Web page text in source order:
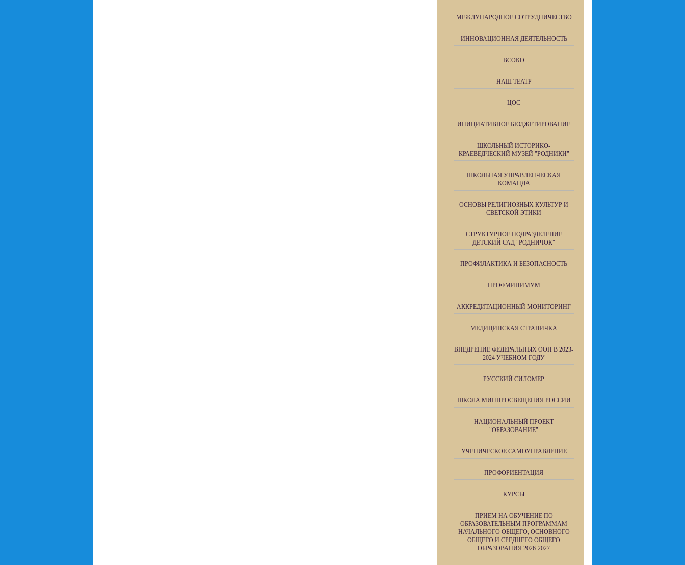
МЕЖДУНАРОДНОЕ СОТРУДНИЧЕСТВО
ИННОВАЦИОННАЯ ДЕЯТЕЛЬНОСТЬ
ВСОКО
НАШ ТЕАТР
ЦОС
ИНИЦИАТИВНОЕ БЮДЖЕТИРОВАНИЕ
ШКОЛЬНЫЙ ИСТОРИКО-
КРАЕВЕДЧЕСКИЙ МУЗЕЙ "РОДНИКИ"
ШКОЛЬНАЯ УПРАВЛЕНЧЕСКАЯ
КОМАНДА
ОСНОВЫ РЕЛИГИОЗНЫХ КУЛЬТУР И
СВЕТСКОЙ ЭТИКИ
СТРУКТУРНОЕ ПОДРАЗДЕЛЕНИЕ
ДЕТСКИЙ САД "РОДНИЧОК"
ПРОФИЛАКТИКА И БЕЗОПАСНОСТЬ
ПРОФМИНИМУМ
АККРЕДИТАЦИОННЫЙ МОНИТОРИНГ
МЕДИЦИНСКАЯ СТРАНИЧКА
ВНЕДРЕНИЕ ФЕДЕРАЛЬНЫХ ООП В 2023-
2024 УЧЕБНОМ ГОДУ
РУССКИЙ СИЛОМЕР
ШКОЛА МИНПРОСВЕЩЕНИЯ РОССИИ
НАЦИОНАЛЬНЫЙ ПРОЕКТ
"ОБРАЗОВАНИЕ"
УЧЕНИЧЕСКОЕ САМОУПРАВЛЕНИЕ
ПРОФОРИЕНТАЦИЯ
КУРСЫ
ПРИЕМ НА ОБУЧЕНИЕ ПО
ОБРАЗОВАТЕЛЬНЫМ ПРОГРАММАМ
НАЧАЛЬНОГО ОБЩЕГО, ОСНОВНОГО
ОБЩЕГО И СРЕДНЕГО ОБЩЕГО
ОБРАЗОВАНИЯ 2026-2027